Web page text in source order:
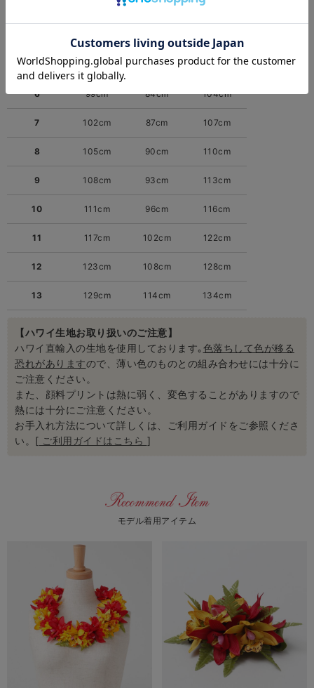
5
6
7
8
9
10
11
12
13
96cm
99cm
102cm
105cm
108cm
111cm
117cm
123cm
129cm
81cm
84cm
87cm
90cm
93cm
96cm
102cm
108cm
114cm
101cm
104cm
107cm
110cm
113cm
116cm
122cm
128cm
134cm
【ハワイ生地お取り扱いのご注意】
ハワイ直輸入の生地を使用しております｡色落ちして色が移る
恐れがありますので、薄い色のものとの組み合わせには十分に
ご注意ください。
また、顔料プリントは熱に弱く、変色することがありますので
熱には十分にご注意ください。
お手入れ方法について詳しくは、ご利用ガイドをご参照くださ
い。[ ご利用ガイドはこちら ]
モデル着用アイテム